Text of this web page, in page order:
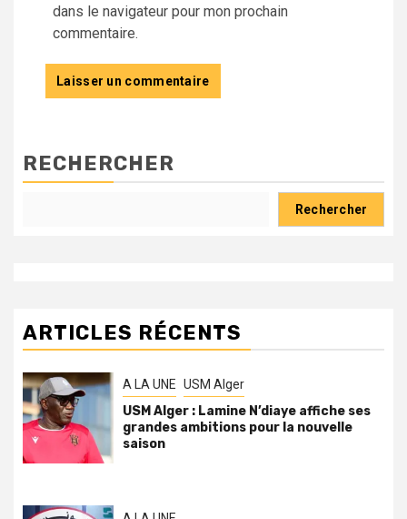
dans le navigateur pour mon prochain
commentaire.
RECHERCHER
Rechercher
ARTICLES RÉCENTS
A LA UNE USM Alger
USM Alger : Lamine N’diaye affiche ses
grandes ambitions pour la nouvelle
saison